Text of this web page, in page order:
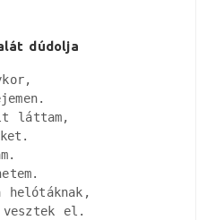
dúdolja
láttam,
helótáknak,
el.